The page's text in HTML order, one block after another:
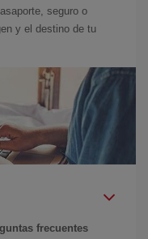
seguro o
y el destino de tu
frecuentes